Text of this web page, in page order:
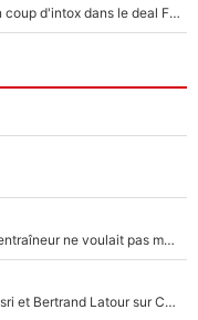
Mercato - Analyse - PSG : Barcelone tente un coup d'intox dans le deal Ferran Torres ?
Mercato - OM : Un grand nom a été éjecté, «l’entraîneur ne voulait pas me conserver»
Kylian Mbappé : L’accrochage entre Samir Nasri et Bertrand Latour sur Canal+